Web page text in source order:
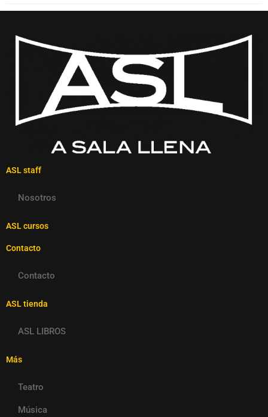
ASL staff
Nosotros
ASL cursos
Contacto
Contacto
ASL tienda
ASL LIBROS
Más
Teatro
Música